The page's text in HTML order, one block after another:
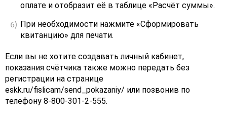
оплате и отобразит её в таблице «Расчёт суммы».
При необходимости нажмите «Сформировать
квитанцию» для печати.
Если вы не хотите создавать личный кабинет,
показания счётчика также можно передать без
регистрации на странице
eskk.ru/fislicam/send_pokazaniy/ или позвонив по
телефону 8-800-301-2-555.